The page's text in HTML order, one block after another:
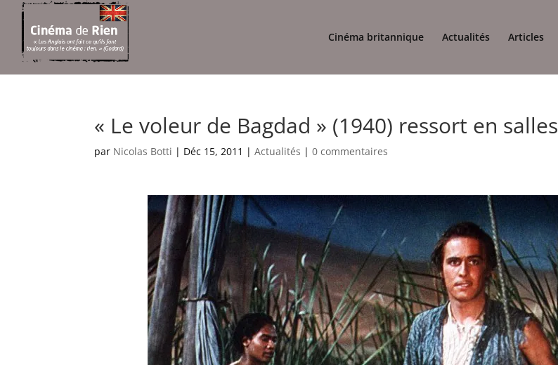
Cinéma britannique Actualités Articles
« Le voleur de Bagdad » (1940) ressort en salles
par Nicolas Botti | Déc 15, 2011 |Actualités |0 commentaires